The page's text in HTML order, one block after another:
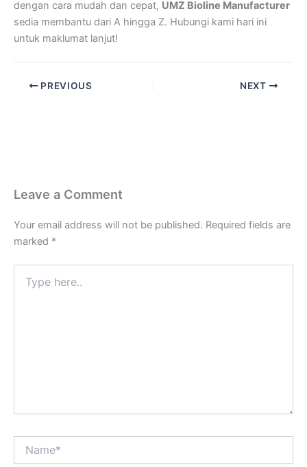
dengan cara mudah dan cepat, UMZ Bioline Manufacturer
sedia membantu dari A hingga Z. Hubungi kami hari ini
untuk maklumat lanjut!
PREVIOUS NEXT
Leave a Comment
Your email address will not be published. Required fields are
marked *
here..